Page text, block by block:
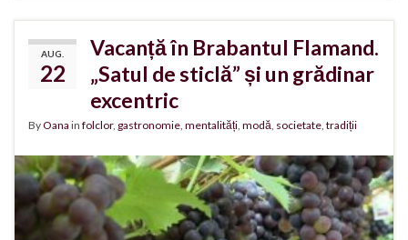
AUG.
22
Vacanță în Brabantul Flamand.
„Satul de sticlă” și un grădinar
excentric
ByOana in folclor, gastronomie mentalități modă societate tradiții